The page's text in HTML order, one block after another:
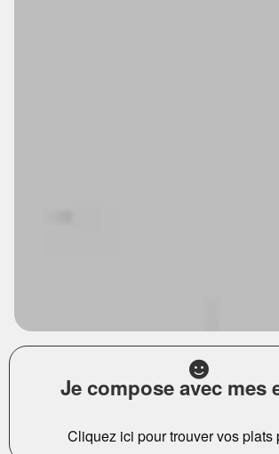
Je compose avec mes
Cliquez ici pour trouver vos plats